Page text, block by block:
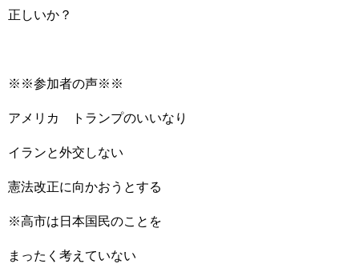
正しいか？
※※参加者の声※※
アメリカ トランプのいいなり
イランと外交しない
憲法改正に向かおうとする
※高市は日本国民のことを
まったく考えていない